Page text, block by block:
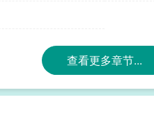
查看更多章节...